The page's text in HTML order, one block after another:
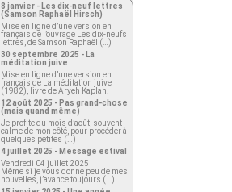
8 janvier - Les dix-neuf lettres
(Samson Raphaël Hirsch)
Mise en ligne d’une version en
français de l’ouvrage Les dix-neufs
lettres, de Samson Raphaël (…)
30 septembre 2025 - La
méditation juive
Mise en ligne d’une version en
français de La méditation juive
(1982), livre de Aryeh Kaplan.
12 août 2025 - Pas grand-chose
(mais quand même)
Je profite du mois d’août, souvent
calme de mon côté, pour procéder à
quelques petites (…)
4 juillet 2025 - Message estival
Vendredi 04 juillet 2025
Même si je vous donne peu de mes
nouvelles, j’avance toujours (…)